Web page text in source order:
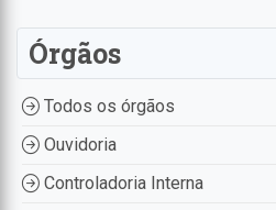
Órgãos
Todos os órgãos
Ouvidoria
Controladoria Interna